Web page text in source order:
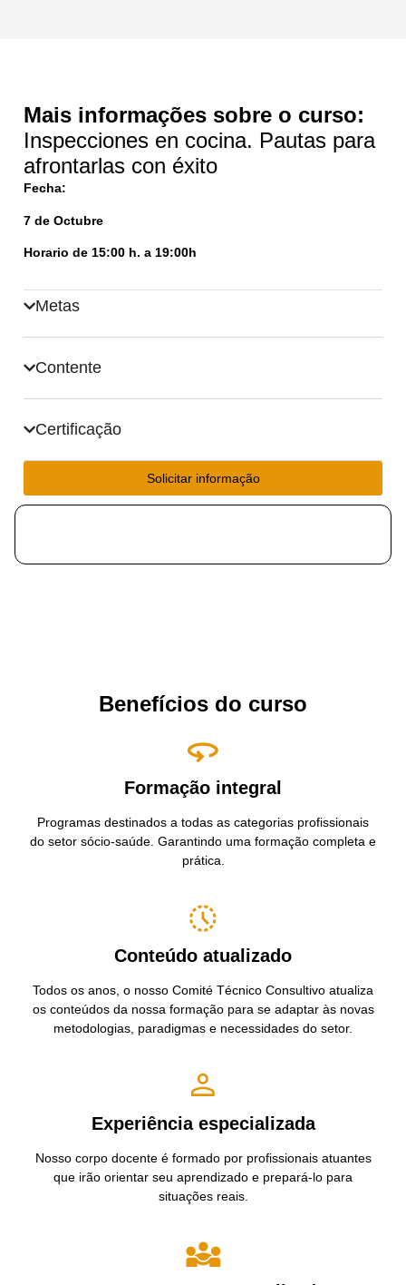
Mais informações sobre o curso:
Inspecciones en cocina. Pautas para
afrontarlas con éxito
Fecha:
7 de Octubre
Horario de 15:00 h. a 19:00h
Metas
Contente
Certificação
Solicitar informação
Benefícios do curso
Formação integral
Programas destinados a todas as categorias profissionais
do setor sócio-saúde. Garantindo uma formação completa e
prática.
Conteúdo atualizado
Todos os anos, o nosso Comité Técnico Consultivo atualiza
os conteúdos da nossa formação para se adaptar às novas
metodologias, paradigmas e necessidades do setor.
Experiência especializada
Nosso corpo docente é formado por profissionais atuantes
que irão orientar seu aprendizado e prepará-lo para
situações reais.